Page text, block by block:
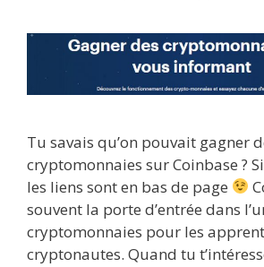
Tu savais qu’on pouvait gagner
cryptomonnaies sur Coinbase ?
les liens sont en bas de page
souvent la porte d’entrée dans
cryptomonnaies pour les
cryptonautes. Quand tu